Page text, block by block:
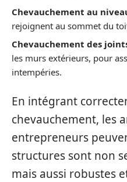
Chevauchement au
rejoignent au sommet du
Chevauchement des
les murs extérieurs, pour
intempéries.
En intégrant
chevauchement, les
entrepreneurs
structures sont non
mais aussi robustes